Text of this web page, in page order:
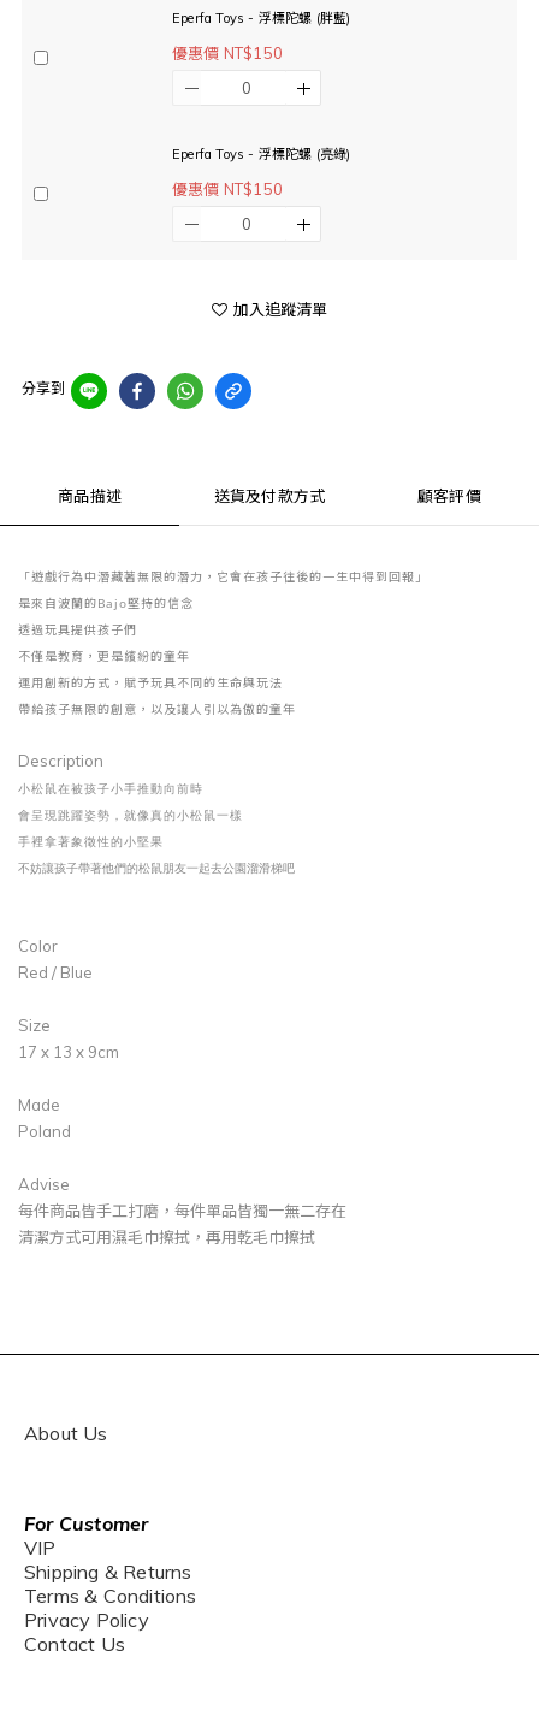
Eperfa Toys - 浮標陀螺 (胖藍)
優惠價 NT$150
Eperfa Toys - 浮標陀螺 (亮綠)
優惠價 NT$150
加入追蹤清單
分享到
商品描述 送貨及付款方式 顧客評價
「遊戲行為中潛藏著無限的潛力，它會在孩子往後的一生中得到回報」
是來自波蘭的Bajo堅持的信念
透過玩具提供孩子們
不僅是教育，更是繽紛的童年
運用創新的方式，賦予玩具不同的生命與玩法
帶給孩子無限的創意，以及讓人引以為傲的童年
Description
小松鼠在被孩子小手推動向前時
會呈現跳躍姿勢，就像真的小松鼠一樣
手裡拿著象徵性的小堅果
不妨讓孩子帶著他們的松鼠朋友一起去公園溜滑梯吧
Color
Red / Blue
Size
17 x 13 x 9cm
Made
Poland
Advise
每件商品皆手工打磨，每件單品皆獨一無二存在
清潔方式可用濕毛巾擦拭，再用乾毛巾擦拭
About Us
For Customer
VIP
Shipping & Returns
Terms & Conditions
Privacy Policy
Contact Us